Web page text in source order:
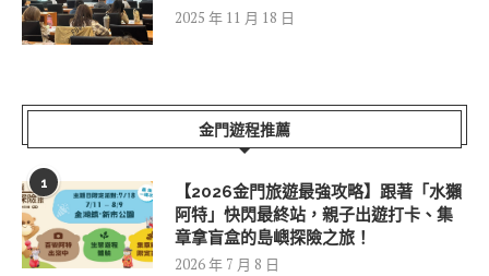
2025 年 11 月 18 日
金門遊程推薦
1
【2026金門旅遊最強攻略】跟著「水獺
阿特」快閃最終站，親子出遊打卡、集
章拿盲盒的島嶼探險之旅！
2026 年 7 月 8 日